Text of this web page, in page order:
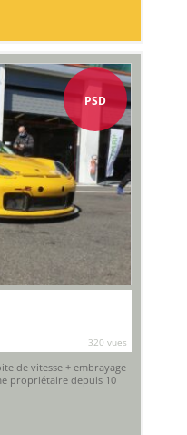
PSD
320 vues
de vitesse + embrayage
propriétaire depuis 10